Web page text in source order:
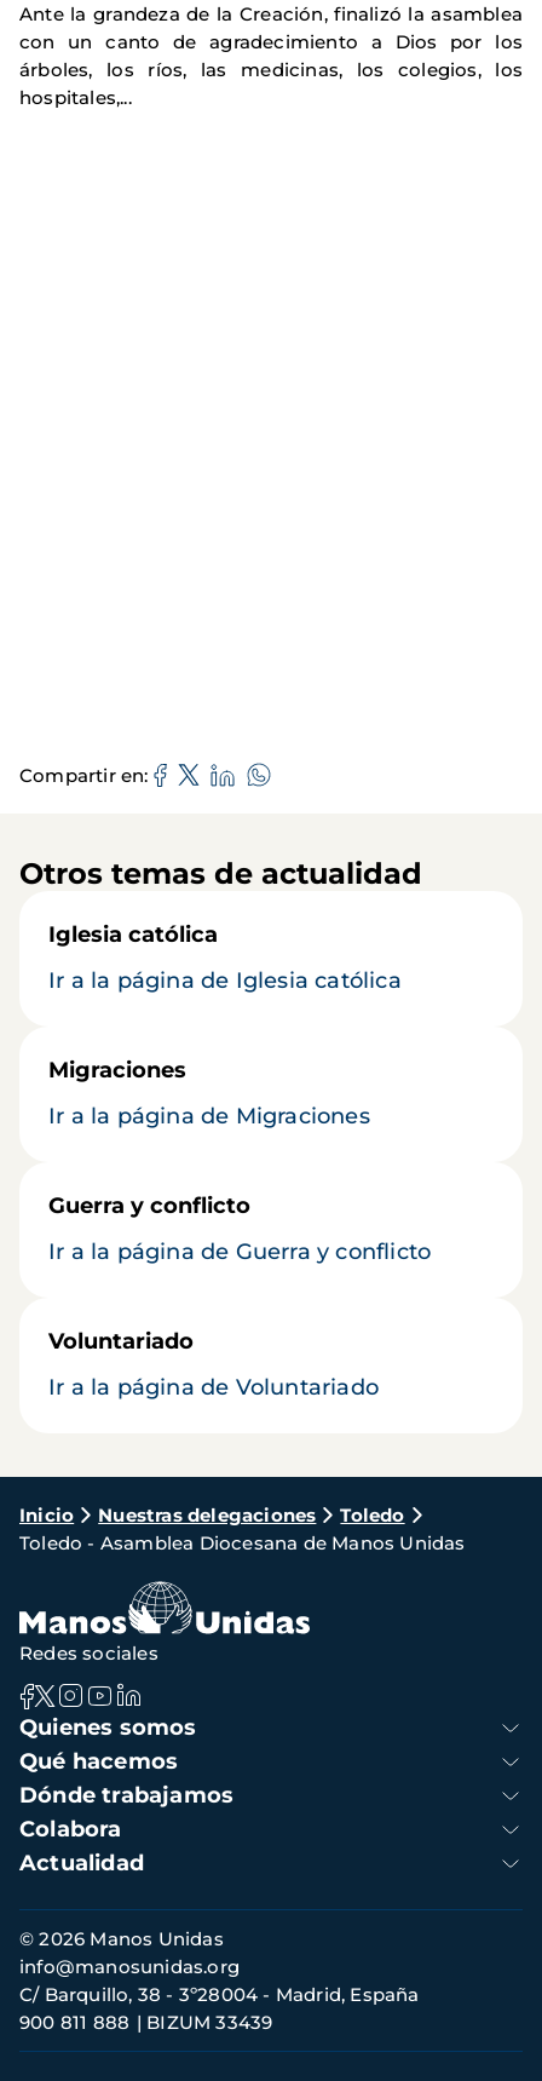
Ante la grandeza de la Creación, finalizó la asamblea
con un canto de agradecimiento a Dios por los
árboles, los ríos, las medicinas, los colegios, los
hospitales,...
Compartir en
Otros temas de actualidad
Iglesia católica
Ir a la página de Iglesia católica
Migraciones
Ir a la página de Migraciones
Guerra y conflicto
Ir a la página de Guerra y conflicto
Voluntariado
Ir a la página de Voluntariado
Ruta
de
navegación
Inicio Nuestras delegaciones
Toledo
Toledo - Asamblea Diocesana de Manos Unidas
Navegación
principal
Quienes somos
Qué hacemos
Dónde trabajamos
Colabora
Actualidad
Redes sociales
Información
de
contacto
© 2026 Manos Unidas
C/ Barquillo, 38 - 3º28004 - Madrid, España
900 811 888
BIZUM 33439
info@manosunidas.org